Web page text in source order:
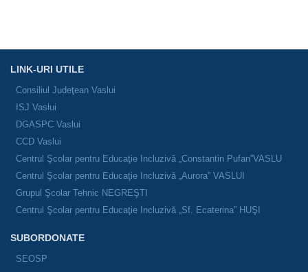
LINK-URI UTILE
Consiliul Judeţean Vaslui
ISJ Vaslui
DGASPC Vaslui
CCD Vaslui
Centrul Şcolar pentru Educaţie Incluzivă „Constantin Pufan”VASLU
Centrul Şcolar pentru Educaţie Incluzivă „Aurora” VASLUI
Grupul Şcolar Tehnic NEGREŞTI
Centrul Şcolar pentru Educaţie Incluzivă „Sf. Ecaterina” HUŞI
SUBORDONATE
SEOSP